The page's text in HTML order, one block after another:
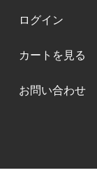
ログイン
カートを見る
お問い合わせ